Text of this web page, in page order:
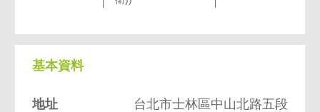
基本資料
地址 台北市士林區中山北路五段